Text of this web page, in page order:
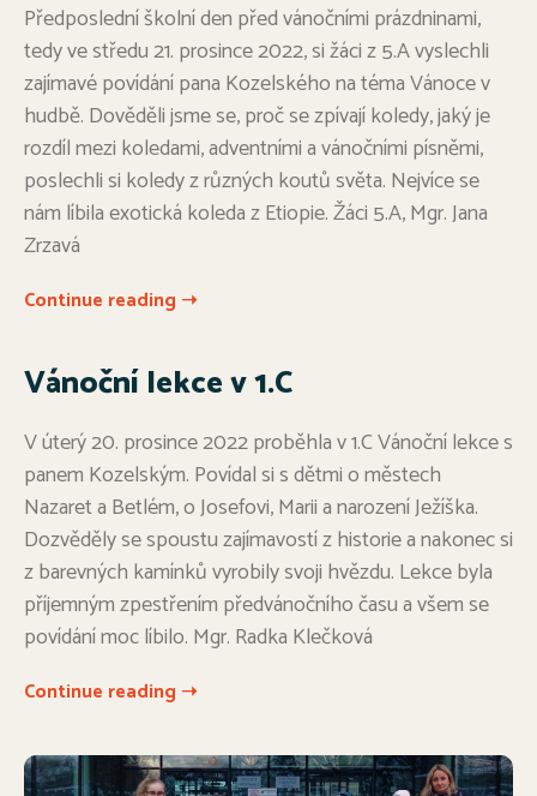
Předposlední školní den před vánočními prázdninami,
tedy ve středu 21. prosince 2022, si žáci z 5.A vyslechli
zajímavé povídání pana Kozelského na téma Vánoce v
hudbě. Dověděli jsme se, proč se zpívají koledy, jaký je
rozdíl mezi koledami, adventními a vánočními písněmi,
poslechli si koledy z různých koutů světa. Nejvíce se
nám líbila exotická koleda z Etiopie. Žáci 5.A, Mgr. Jana
Zrzavá
Continue reading ➝
Vánoční lekce v 1.C
V úterý 20. prosince 2022 proběhla v 1.C Vánoční lekce s
panem Kozelským. Povídal si s dětmi o městech
Nazaret a Betlém, o Josefovi, Marii a narození Ježíška.
Dozvěděly se spoustu zajímavostí z historie a nakonec si
z barevných kamínků vyrobily svoji hvězdu. Lekce byla
příjemným zpestřením předvánočního času a všem se
povídání moc líbilo. Mgr. Radka Klečková
Continue reading ➝